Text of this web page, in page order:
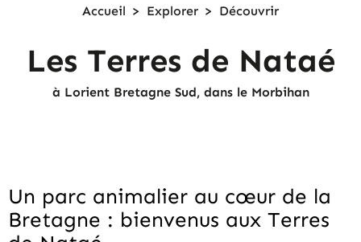
Accueil > Explorer > Découvrir
Les Terres de Nataé
à Lorient Bretagne Sud, dans le Morbihan
Un parc animalier au cœur de la
Bretagne : bienvenus aux Terres